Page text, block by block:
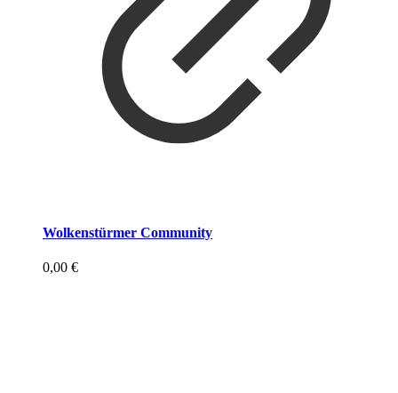
Wolkenstürmer Community
0,00 €